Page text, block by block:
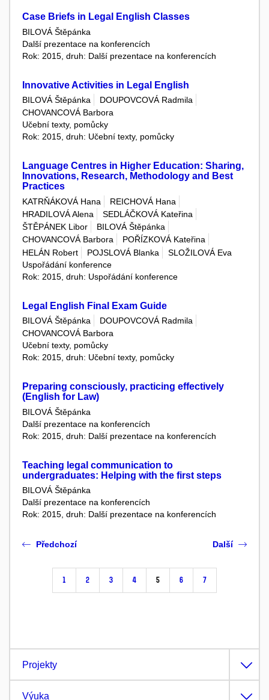
Case Briefs in Legal English Classes
BILOVÁ Štěpánka
Další prezentace na konferencích
Rok: 2015, druh: Další prezentace na konferencích
Innovative Activities in Legal English
BILOVÁ Štěpánka
DOUPOVCOVÁ Radmila
CHOVANCOVÁ Barbora
Učební texty, pomůcky
Rok: 2015, druh: Učební texty, pomůcky
Language Centres in Higher Education: Sharing,
Innovations, Research, Methodology and Best
Practices
KATRŇÁKOVÁ Hana
REICHOVÁ Hana
HRADILOVÁ Alena
SEDLÁČKOVÁ Kateřina
ŠTĚPÁNEK Libor
BILOVÁ Štěpánka
CHOVANCOVÁ Barbora
POŘÍZKOVÁ Kateřina
HELÁN Robert
POJSLOVÁ Blanka
SLOŽILOVÁ Eva
Uspořádání konference
Rok: 2015, druh: Uspořádání konference
Legal English Final Exam Guide
BILOVÁ Štěpánka
DOUPOVCOVÁ Radmila
CHOVANCOVÁ Barbora
Učební texty, pomůcky
Rok: 2015, druh: Učební texty, pomůcky
Preparing consciously, practicing effectively
(English for Law)
BILOVÁ Štěpánka
Další prezentace na konferencích
Rok: 2015, druh: Další prezentace na konferencích
Teaching legal communication to
undergraduates: Helping with the first steps
BILOVÁ Štěpánka
Další prezentace na konferencích
Rok: 2015, druh: Další prezentace na konferencích
Předchozí
1 2 3 4 5 6 7
Další
Projekty
Výuka